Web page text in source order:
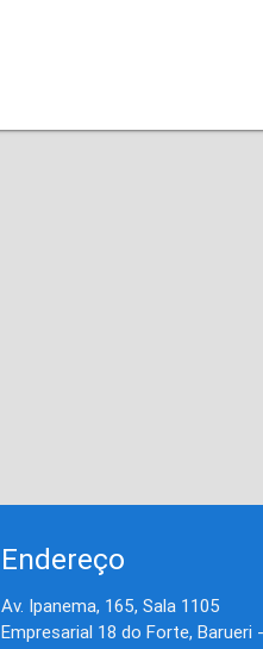
Endereço
Av. Ipanema, 165, Sala 1105
Empresarial 18 do Forte, Barueri